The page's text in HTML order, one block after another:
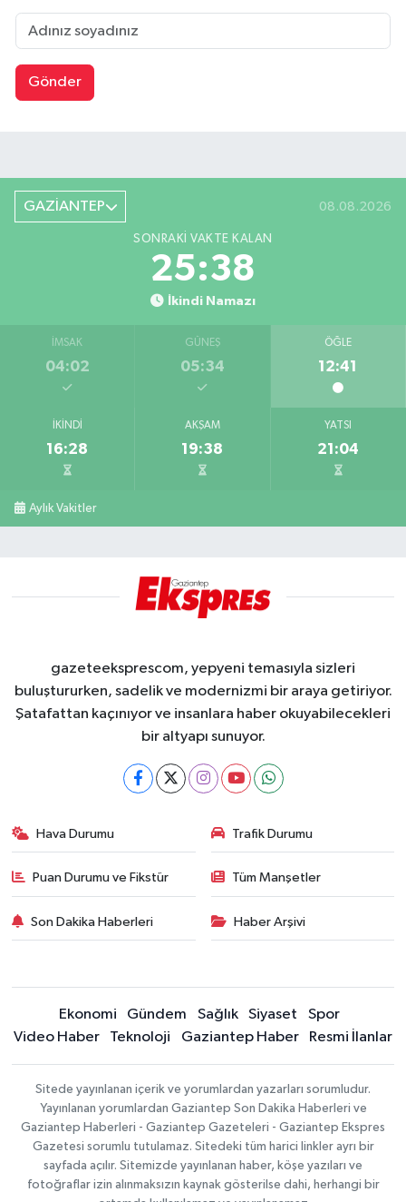
Gönder
GAZİANTEP 08.08.2026
SONRAKI VAKTE KALAN
25:37
İkindi Namazı
İMSAK
04:02
GÜNEŞ
05:34
ÖĞLE
12:41
İKINDI
16:28
AKŞAM
19:38
YATSI
21:04
Aylık Vakitler
gazeteeksprescom, yepyeni temasıyla sizleri
buluştururken, sadelik ve modernizmi bir araya getiriyor.
Şatafattan kaçınıyor ve insanlara haber okuyabilecekleri
bir altyapı sunuyor.
Hava Durumu Trafik Durumu
Puan Durumu ve Fikstür Tüm Manşetler
Son Dakika Haberleri Haber Arşivi
Ekonomi Gündem Sağlık Siyaset
Spor
Video Haber
Teknoloji Gaziantep Haber Resmi İlanlar
Sitede yayınlanan içerik ve yorumlardan yazarları sorumludur.
Yayınlanan yorumlardan Gaziantep Son Dakika Haberleri ve
Gaziantep Haberleri - Gaziantep Gazeteleri - Gaziantep Ekspres
Gazetesi sorumlu tutulamaz. Sitedeki tüm harici linkler ayrı bir
sayfada açılır. Sitemizde yayınlanan haber, köşe yazıları ve
fotoğraflar izin alınmaksızın kaynak gösterilse dahi, herhangi bir